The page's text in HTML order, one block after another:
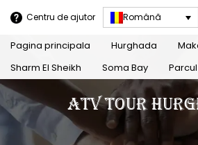
Centru de ajutor Română
Pagina principala Hurghada
Sharm El Sheikh
Soma Bay
ATV Tour